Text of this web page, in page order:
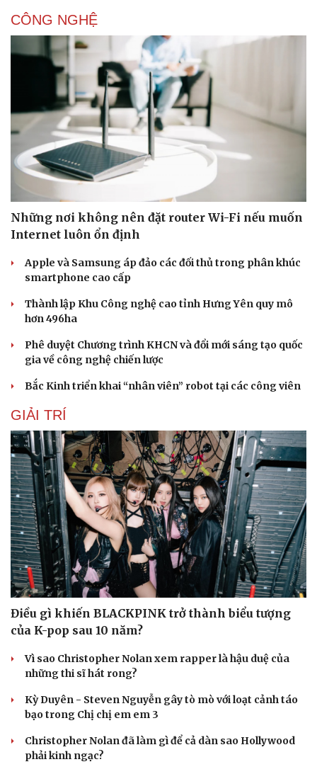
CÔNG NGHỆ
Những nơi không nên đặt router Wi-Fi nếu muốn
Internet luôn ổn định
Apple và Samsung áp đảo các đối thủ trong phân khúc
smartphone cao cấp
Thành lập Khu Công nghệ cao tỉnh Hưng Yên quy mô
hơn 496ha
Phê duyệt Chương trình KHCN và đổi mới sáng tạo quốc
gia về công nghệ chiến lược
Bắc Kinh triển khai “nhân viên” robot tại các công viên
GIẢI TRÍ
Điều gì khiến BLACKPINK trở thành biểu tượng
của K-pop sau 10 năm?
Vì sao Christopher Nolan xem rapper là hậu duệ của
những thi sĩ hát rong?
Kỳ Duyên - Steven Nguyễn gây tò mò với loạt cảnh táo
bạo trong Chị chị em em 3
Christopher Nolan đã làm gì để cả dàn sao Hollywood
phải kinh ngạc?